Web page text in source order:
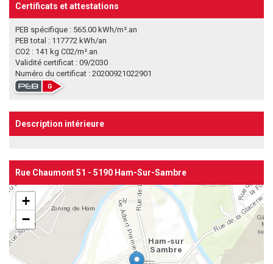
Certificats et attestations
PEB spécifique : 565.00 kWh/m².an
PEB total : 117772 kWh/an
CO2 : 141 kg C02/m².an
Validité certificat : 09/2030
Numéro du certificat : 20200921022901
Description intérieure
Rue Chaumont 51 - 5190 Ham-Sur-Sambre
+
−